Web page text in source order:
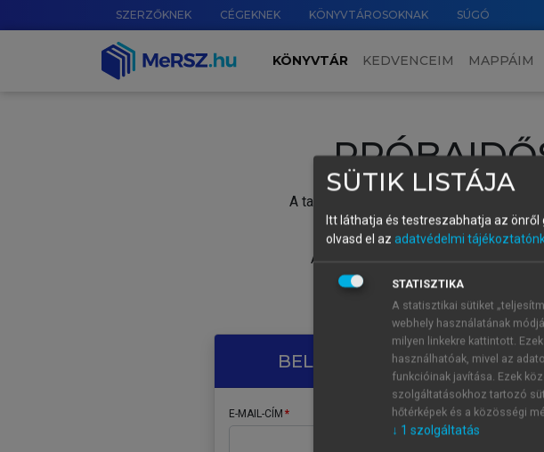
SZERZŐKNEK CÉGEKNEK KÖNYVTÁROSOKNAK SÚGÓ
KÖNYVTÁR KEDVENCEIM MAPPÁIM
A tartalom megtekintéséhez lépj be a
Új felhasználóként1
A próbaidőszak elindításához,
A regisztráció után a
BELÉPÉS SAJÁT FIÓKKAL
E-MAIL-CÍM
SÜTIK LISTÁJA
Itt láthatja és testreszabhatja az
olvasd el az adatvédelmi
STATISZTIKA
A statisztikai sütiket
webhely használatának
milyen linkekre kattintott.
használhatóak, mivel az
funkcióinak javítása. Ezek
szolgáltatásokhoz tartozó
hőtérképek és a közösségi
↓ 1 szolgáltatás